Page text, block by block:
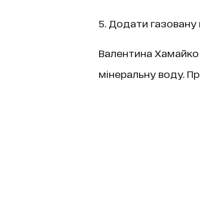
5. Додати газовану
Валентина
мінеральну воду.